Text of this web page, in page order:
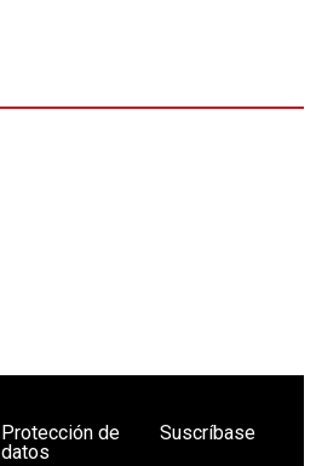
Protección de
datos
Suscríbase